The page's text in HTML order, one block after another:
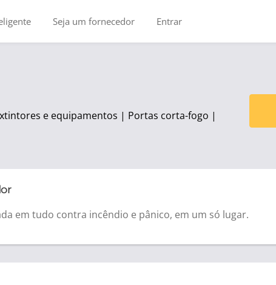
Seja um fornecedor Entrar
e equipamentos | Portas corta-fogo |
em tudo contra incêndio e pânico, em um só lugar.